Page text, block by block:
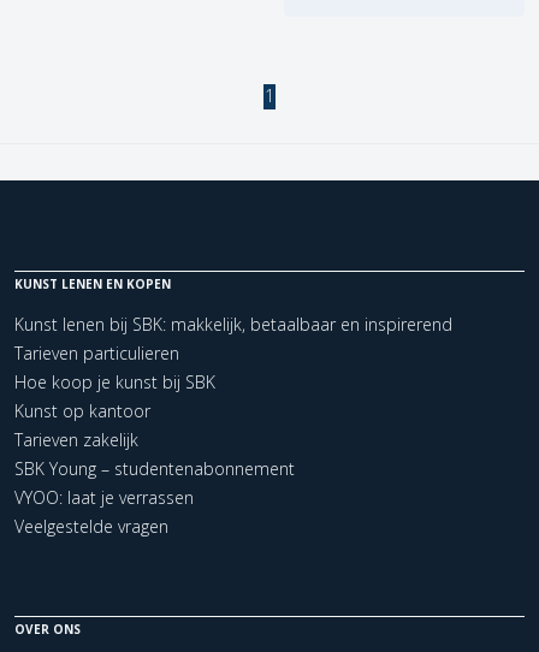
1
KUNST LENEN EN KOPEN
Kunst lenen bij SBK: makkelijk, betaalbaar en inspirerend
Tarieven particulieren
Hoe koop je kunst bij SBK
Kunst op kantoor
Tarieven zakelijk
SBK Young – studentenabonnement
VYOO: laat je verrassen
Veelgestelde vragen
OVER ONS